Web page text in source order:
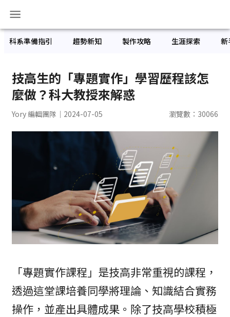
科系準備指引 趨勢新知 製作攻略 生涯探索 新
技高生的「專題實作」學習歷程該怎
麼做？科大教授來解惑
Yory 編輯團隊 ｜2024-07-05 瀏覽數： 30066
「專題實作課程」是技高非常重視的課程，
透過這堂課培養同學將理論、知識結合實務
操作，並產出具體成果。除了技高學校積極